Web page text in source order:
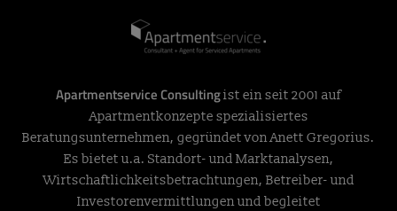
Apartmentservice Consultingist ein seit 2001 auf
Apartmentkonzepte spezialisiertes
Beratungsunternehmen, gegründet von Anett Gregorius.
Es bietet u.a. Standort- und Marktanalysen,
Wirtschaftlichkeitsbetrachtungen, Betreiber- und
Investorenvermittlungen und begleitet